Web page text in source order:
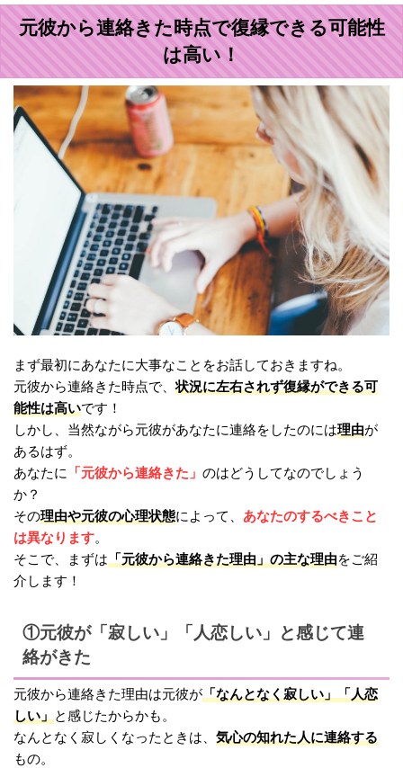
元彼から連絡きた時点で復縁できる可能性
は高い！
まず最初にあなたに大事なことをお話しておきますね。
元彼から連絡きた時点で、状況に左右されず復縁ができる可
能性は高いです！
しかし、当然ながら元彼があなたに連絡をしたのには理由が
あるはず。
あなたに
「元彼から連絡きた」 のはどうしてなのでしょう
か？
その理由や元彼の心理状態によって、 あなたのするべきこと
は異なります。
そこで、まずは「元彼から連絡きた理由」の主な理由をご紹
介します！
①元彼が「寂しい」「人恋しい」と感じて連
絡がきた
元彼から連絡きた理由は元彼が「なんとなく寂しい」「人恋
しい」と感じたからかも。
なんとなく寂しくなったときは、 気心の知れた人に連絡する
もの。